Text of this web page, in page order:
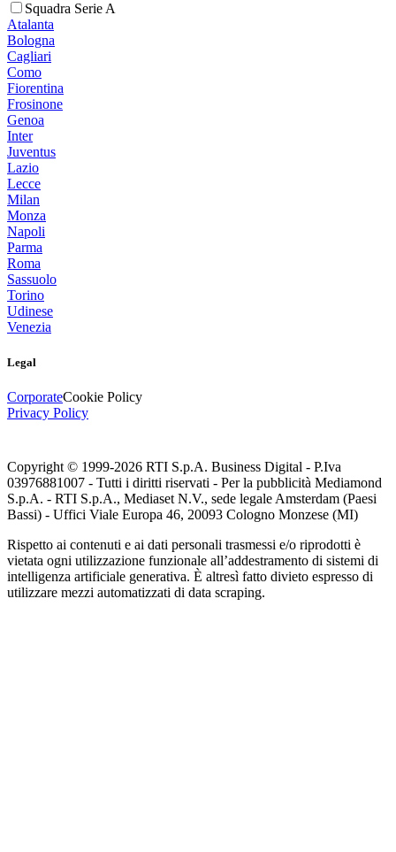
Squadra Serie A
Atalanta
Bologna
Cagliari
Como
Fiorentina
Frosinone
Genoa
Inter
Juventus
Lazio
Lecce
Milan
Monza
Napoli
Parma
Roma
Sassuolo
Torino
Udinese
Venezia
Legal
CorporateCookie Policy
Privacy Policy
Copyright © 1999-2026 RTI S.p.A. Business Digital - P.Iva
03976881007 - Tutti i diritti riservati - Per la pubblicità Mediamond
S.p.A. - RTI S.p.A., Mediaset N.V., sede legale Amsterdam (Paesi
Bassi) - Uffici Viale Europa 46, 20093 Cologno Monzese (MI)
Rispetto ai contenuti e ai dati personali trasmessi e/o riprodotti è
vietata ogni utilizzazione funzionale all’addestramento di sistemi di
intelligenza artificiale generativa. È altresì fatto divieto espresso di
utilizzare mezzi automatizzati di data scraping.